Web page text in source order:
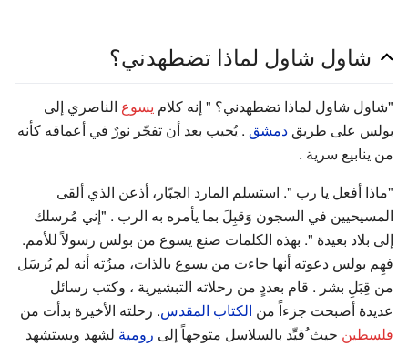
شاول شاول لماذا تضطهدني؟
"شاول شاول لماذا تضطهدني؟ " إنه كلام يسوع الناصري إلى
بولس على طريق دمشق . يُجيب بعد أن تفجّر نورٌ في أعماقه كأنه
من ينابيع سرية .
"ماذا أفعل يا رب ". استسلم المارد الجبّار، أذعن الذي ألقى
المسيحيين في السجون وَقبِلَ بما يأمره به الرب . "إني مُرسلك
إلى بلاد بعيدة ". بهذه الكلمات صنع يسوع من بولس رسولاً للأمم.
فهِم بولس دعوته أنها جاءت من يسوع بالذات، ميزُته أنه لم يُرسَل
من قِبَلِ بشر . قام بعددٍ من رحلاته التبشيرية ، وكتب رسائل
عديدة أصبحت جزءاً من الكتاب المقدس. رحلته الأخيرة بدأت من
فلسطين حيث ُقيِّد بالسلاسل متوجهاً إلى رومية لشهد ويستشهد